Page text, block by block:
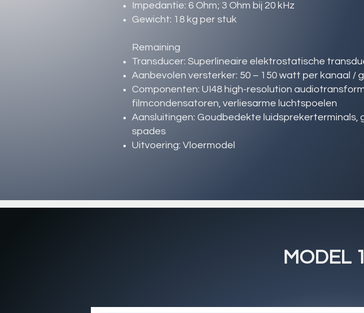
Impedantie: 6 Ohm; 3 Ohm bij 20 kHz
Gewicht: 18 kg per stuk
Remaining
Transducer: Superlineaire elektrostatische
Aanbevolen versterker: 50 – 150 watt per kanaal /
Componenten: UI48 high-resolution
filmcondensatoren, verliesarme luchtspoelen
Aansluitingen: Goudbedekte luidsprekerterminals,
spades
Uitvoering: Vloermodel
MODEL